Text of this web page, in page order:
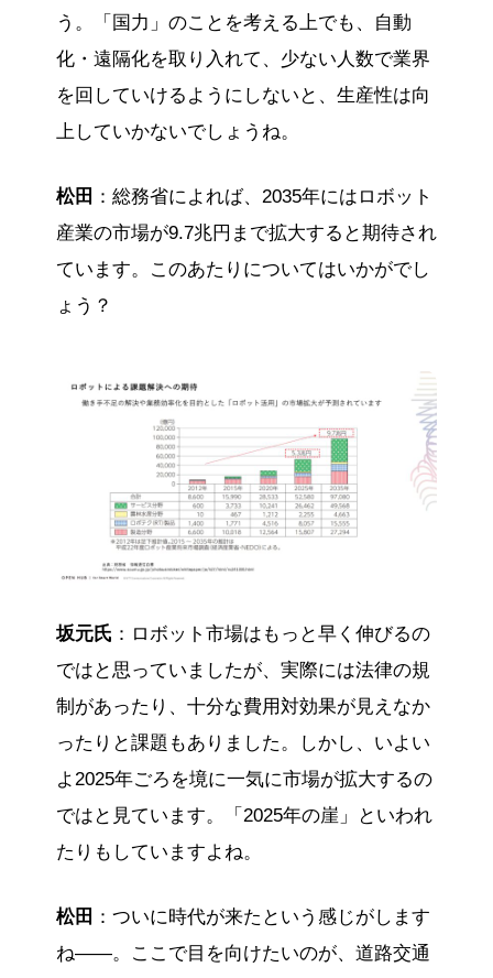
う。「国力」のことを考える上でも、自動
化・遠隔化を取り入れて、少ない人数で業界
を回していけるようにしないと、生産性は向
上していかないでしょうね。
松田 ：総務省によれば、2035年にはロボット
産業の市場が9.7兆円まで拡大すると期待され
ています。このあたりについてはいかがでし
ょう？
坂元氏 ：ロボット市場はもっと早く伸びるの
ではと思っていましたが、実際には法律の規
制があったり、十分な費用対効果が見えなか
ったりと課題もありました。しかし、いよい
よ2025年ごろを境に一気に市場が拡大するの
ではと見ています。「2025年の崖」といわれ
たりもしていますよね。
松田 ：ついに時代が来たという感じがします
ね――。ここで目を向けたいのが、道路交通